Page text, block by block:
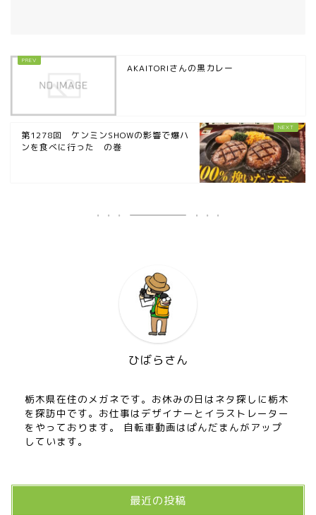
AKAITORIさんの黒カレー
第1278回 ケンミンSHOWの影響で爆ハ
ンを食べに行った の巻
ひばらさん
栃木県在住のメガネです。お休みの日はネタ探しに栃木
を探訪中です。お仕事はデザイナーとイラストレーター
をやっております。 自転車動画はぱんだまんがアップ
しています。
最近の投稿